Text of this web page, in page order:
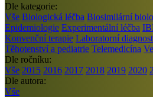
Dle kategorie:
Vše Biologická léčba Biosimilární
Epidemiologie Experimentální léčba
Konvenční terapie Laboratorní
Těhotenství a pediatrie Telemedicína
Dle ročníku:
Vše 2015 2016 2017 2018 2019 2020
Dle autora:
Vše